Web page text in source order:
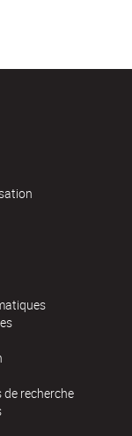
de recherche